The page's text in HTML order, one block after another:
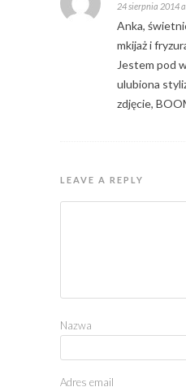
24 sierpnia 2014
Anka,
mkijaż i
Jestem pod
ulubiona
zdjęcie,
LEAVE A REPLY
Nazwa
Adres email